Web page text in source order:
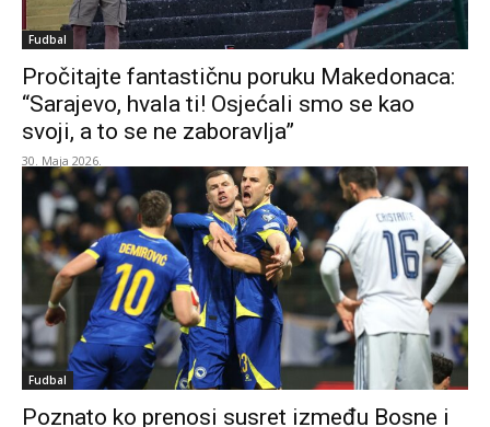
Fudbal
Pročitajte fantastičnu poruku Makedonaca:
“Sarajevo, hvala ti! Osjećali smo se kao
svoji, a to se ne zaboravlja”
30. Maja 2026.
Fudbal
Poznato ko prenosi susret između Bosne i